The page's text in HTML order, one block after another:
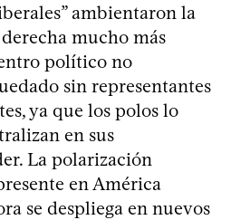
ambientaron la
mucho más
político no
sin representantes
ya que los polos lo
en sus
La polarización
en América
se despliega en nuevos